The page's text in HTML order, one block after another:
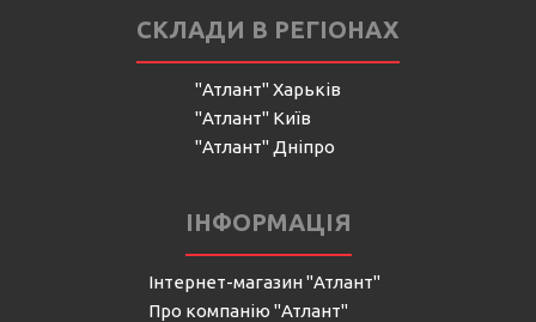
СКЛАДИ В РЕГІОНАХ
"Атлант" Харьків
"Атлант" Київ
"Атлант" Дніпро
ІНФОРМАЦІЯ
Інтернет-магазин "Атлант"
Про компанію "Атлант"